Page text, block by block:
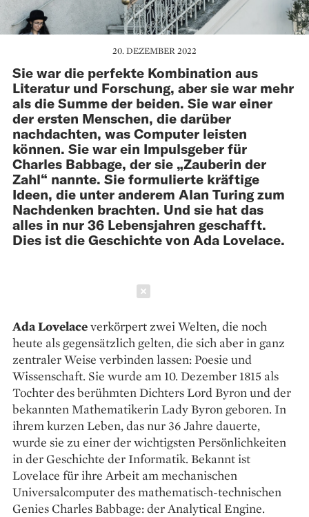
20. DEZEMBER 2022
Sie war die perfekte Kombination aus
Literatur und Forschung, aber sie war mehr
als die Summe der beiden. Sie war einer
der ersten Menschen, die darüber
nachdachten, was Computer leisten
können. Sie war ein Impulsgeber für
Charles Babbage, der sie „Zauberin der
Zahl“ nannte. Sie formulierte kräftige
Ideen, die unter anderem Alan Turing zum
Nachdenken brachten. Und sie hat das
alles in nur 36 Lebensjahren geschafft.
Dies ist die Geschichte von Ada Lovelace.
Ada Lovelaceverkörpert zwei Welten, die noch
heute als gegen­sätzlich gelten, die sich aber in ganz
zentraler Weise verbinden lassen: Poesie und
Wissenschaft. Sie wurde am 10. Dezember 1815 als
Tochter des berühmten Dichters Lord Byron und der
bekannten Mathematikerin Lady Byron geboren. In
ihrem kurzen Leben, das nur 36 Jahre dauerte,
wurde sie zu einer der wichtigsten Persönlichkeiten
in der Geschichte der Informatik. Bekannt ist
Lovelace für ihre Arbeit am mechanischen
Universalcomputer des mathematisch-technischen
Genies Charles Babbage: der Analytical Engine.